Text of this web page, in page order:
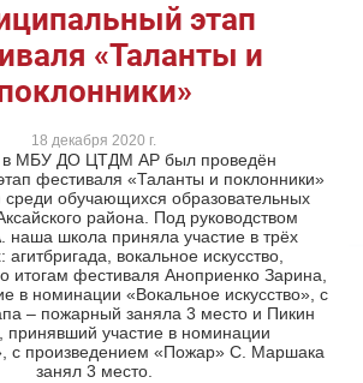
этап
«Таланты и
18 декабря 2020 г.
в МБУ ДО ЦТДМ АР был проведён
фестиваля «Таланты и поклонники»
среди обучающихся образовательных
района. Под руководством
наша школа приняла участие в трёх
вокальное искусство,
итогам фестиваля Аноприенко Зарина,
в номинации «Вокальное искусство», с
– пожарный заняла 3 место и Пикин
принявший участие в номинации
с произведением «Пожар» С. Маршака
занял 3 место.